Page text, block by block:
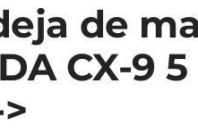
de
CX-9